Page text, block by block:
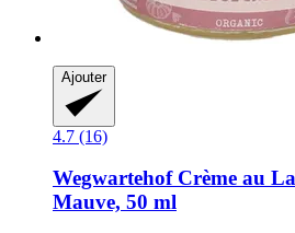
Ajouter
4.7 (16)
WegwartehofCrème au
Mauve, 50 ml